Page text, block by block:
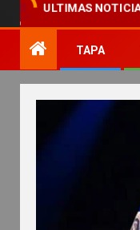
ULTIMAS
está en Catamarca
TAPA